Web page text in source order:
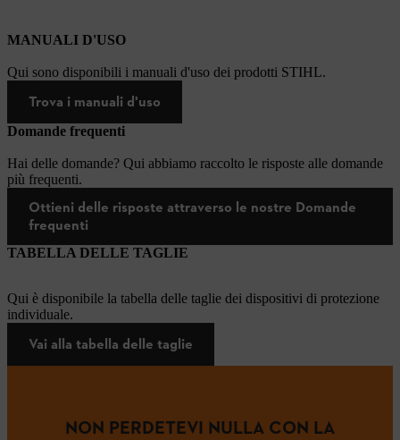
MANUALI D'USO
Qui sono disponibili i manuali d'uso dei prodotti STIHL.
Trova i manuali d'uso
Domande frequenti
Hai delle domande? Qui abbiamo raccolto le risposte alle domande
più frequenti.
Ottieni delle risposte attraverso le nostre Domande
frequenti
TABELLA DELLE TAGLIE
Qui è disponibile la tabella delle taglie dei dispositivi di protezione
individuale.
Vai alla tabella delle taglie
NON PERDETEVI NULLA CON LA